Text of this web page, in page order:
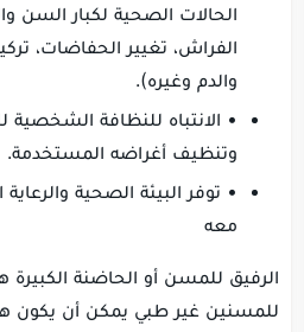
الحالات الصحية لكبار السن
الفراش، تغيير الحفاضات،
والدم وغيره).
• الانتباه للنظافة
وتنظيف أغراضه المستخدمة.
• توفر البيئة الصحية
معه
الرفيق للمسن أو الحاضنة الكبيرة
للمسنين غير طبي يمكن أن يكون